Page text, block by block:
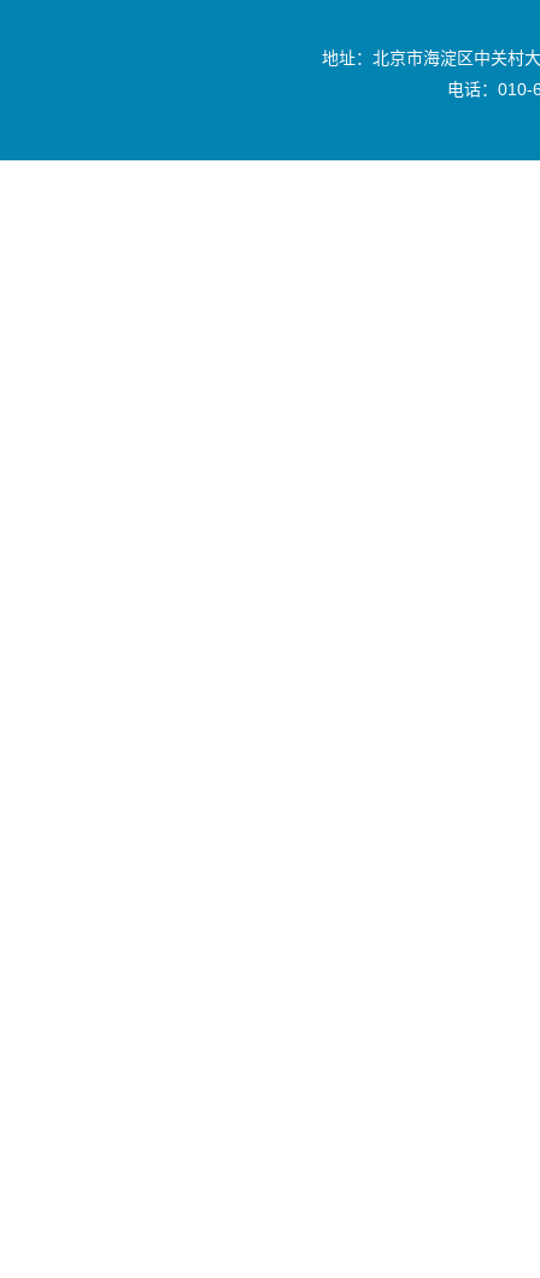
地址：北京市海淀区中关村
电话：